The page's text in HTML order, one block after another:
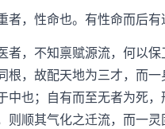
，性命也。有性命而后有
，不知禀赋源流，何以保
根，故配天地为三才，而
中也；自有而至无者为死
顺其气化之迁流，而一